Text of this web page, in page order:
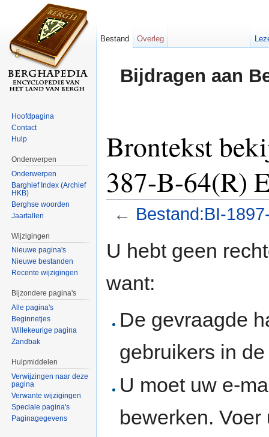
Bijdragen aan
Brontekst
387-B-64(R)
← Bestand:BI-
U hebt geen
want:
De gevraagde
gebruikers in
U moet uw e-
bewerken.
Bestand Overleg
Hoofdpagina
Contact
Hulp
Onderwerpen
Onderwerpen
Barghief Index (Archief
HKB)
Berghse woorden
Jaartallen
Wijzigingen
Nieuwe pagina's
Nieuwe bestanden
Recente wijzigingen
Bijzondere pagina's
Alle pagina's
Beginnetjes
Willekeurige pagina
Zandbak
Hulpmiddelen
Verwijzingen naar deze
pagina
Verwante wijzigingen
Speciale pagina's
Paginagegevens